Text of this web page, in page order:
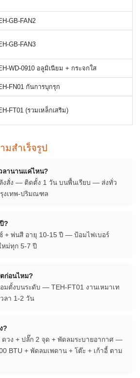
GB-FAN2
GB-FAN3
WD-0910 อลูมิเนียม + กระจกใส
FN01 กันการบุกรุก
FT01 (รวมเหล็กเสริม)
มสำเร็จรูป
ลานานแค่ไหน?
งสั่ง — ติดตั้ง 1 วัน บนพื้นเรียบ — ส่งทั่ว
งเทพ-ปริมณฑล
?
+ พ่นสี อายุ 10-15 ปี — ป้อมไฟเบอร์
ม่ทุก 5-7 ปี
ก่อนไหม?
มตั้งบนระดับ — TEH-FT01 งานเหมาเท
ลา 1-2 วัน
?
ดวง + ปลั๊ก 2 จุด + พัดลมระบายอากาศ —
BTU + พัดลมเพดาน + โต๊ะ + เก้าอี้ ตาม